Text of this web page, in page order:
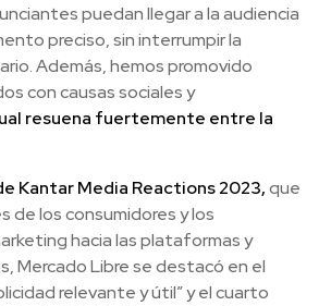
puedan llegar a la audiencia
preciso, sin interrumpir la
Además, hemos promovido
con causas sociales y
resuena fuertemente entre la
Kantar Media Reactions 2023,que
de los consumidores y los
hacia las plataformas y
Mercado Libre se destacó en el
relevante y útil” y el cuarto